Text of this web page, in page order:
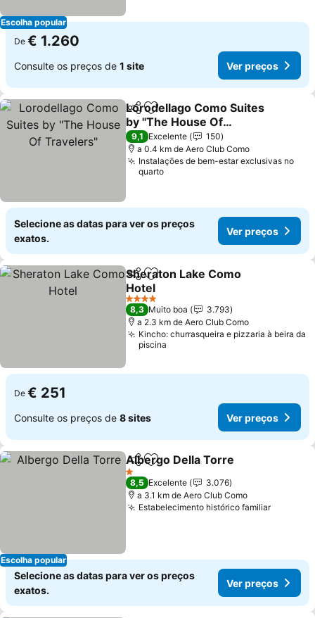
Escolha popular
De € 1.260
Consulte os preços de 1 site Ver preços
PartilharAdicionar aos favoritos
Lorodellago Como Suites
by "The House Of
Travelers"
Ver preços
9,1 Excelente
150
a 0.4 km de Aero Club Como
Instalações de bem-estar exclusivas no
quarto
Selecione as datas para ver os preços
exatos.
Ver preços
PartilharAdicionar aos favoritos
Sheraton Lake Como
Hotel
Ver preços
4 Estrelas
8,3 Muito boa
3.793
a 2.3 km de Aero Club Como
Kincho: churrasqueira e pizzaria à beira da
piscina
De € 251
Consulte os preços de 8 sites Ver preços
Escolha popular
PartilharAdicionar aos favoritos
Albergo Della Torre
1 Estrelas
8,5 Excelente
3.076
a 3.1 km de Aero Club Como
Estabelecimento histórico familiarVer
Selecione as datas para ver os preços
exatos.
Ver preços